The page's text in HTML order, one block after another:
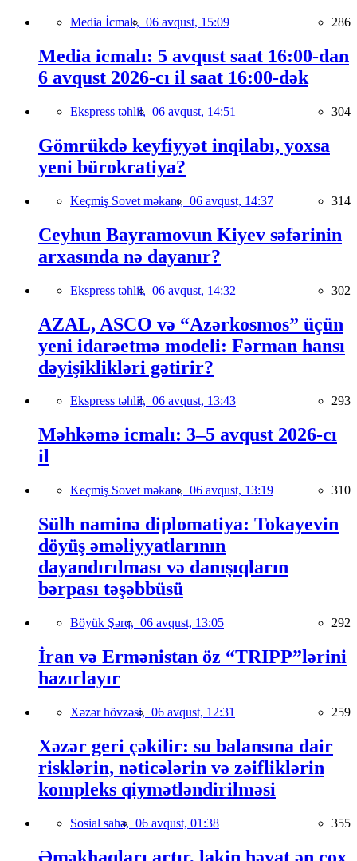
Media İcmalı, 06 avqust, 15:09 286
Media icmalı: 5 avqust saat 16:00-dan
6 avqust 2026-cı il saat 16:00-dək
Ekspress təhlil, 06 avqust, 14:51 304
Gömrükdə keyfiyyət inqilabı, yoxsa
yeni bürokratiya?
Keçmiş Sovet məkanı, 06 avqust, 14:37 314
Ceyhun Bayramovun Kiyev səfərinin
arxasında nə dayanır?
Ekspress təhlil, 06 avqust, 14:32 302
AZAL, ASCO və “Azərkosmos” üçün
yeni idarəetmə modeli: Fərman hansı
dəyişiklikləri gətirir?
Ekspress təhlil, 06 avqust, 13:43 293
Məhkəmə icmalı: 3–5 avqust 2026-cı
il
Keçmiş Sovet məkanı, 06 avqust, 13:19 310
Sülh naminə diplomatiya: Tokayevin
döyüş əməliyyatlarının
dayandırılması və danışıqların
bərpası təşəbbüsü
Böyük Şərq, 06 avqust, 13:05 292
İran və Ermənistan öz “TRIPP”lərini
hazırlayır
Xəzər hövzəsi, 06 avqust, 12:31 259
Xəzər geri çəkilir: su balansına dair
risklərin, nəticələrin və zəifliklərin
kompleks qiymətləndirilməsi
Sosial sahə, 06 avqust, 01:38 355
Əməkhaqları artır, lakin həyat ən çox